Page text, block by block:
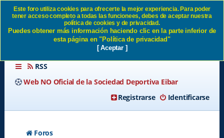
Borrar todas las cookies del
Sitio SD Eibar
RSS
Web NO Oficial de la Sociedad Deportiva Eibar
Identificarse
Registrarse
Foros
Este foro utiliza cookies para ofrecerte la mejor experiencia. Para poder
tener acceso completo a todas las funcionees, debes de aceptar nuestra
política de cookies y de privacidad.
Puedes obtener más información haciendo clic en la parte inferior de
esta página en "Política de privacidad"
[ Aceptar ]